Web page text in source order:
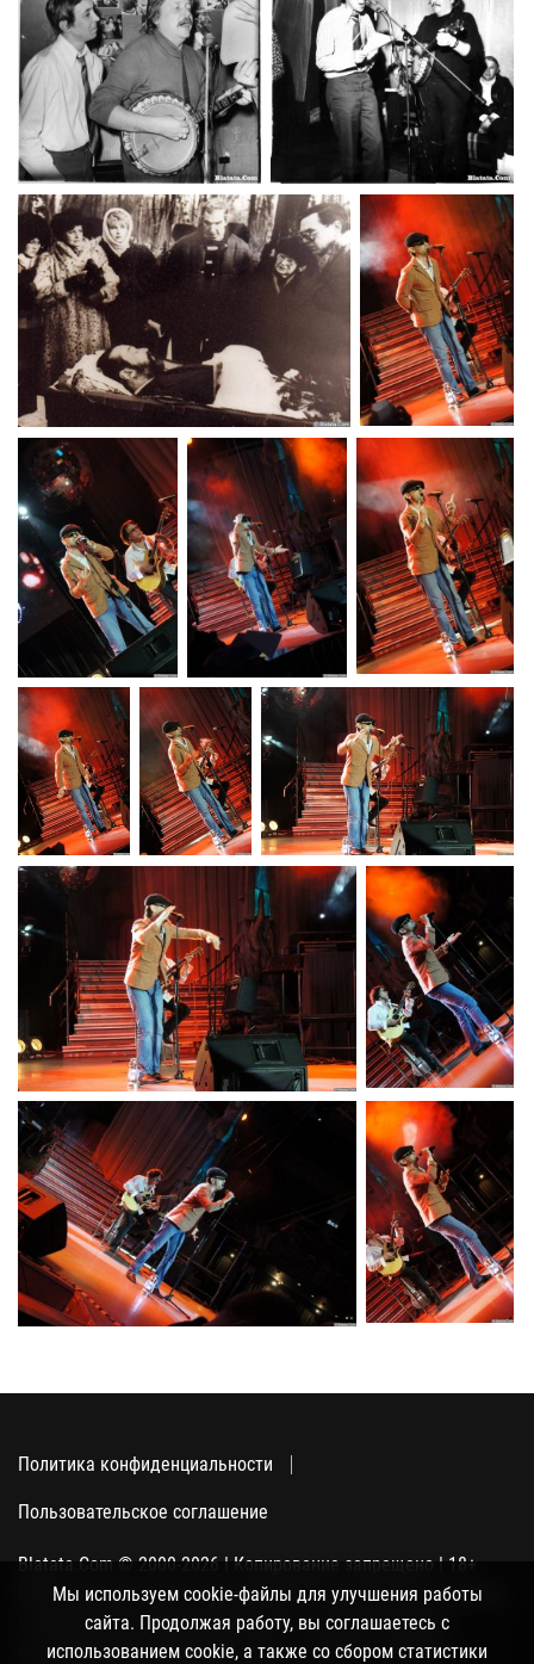
Политика конфиденциальности
Пользовательское соглашение
Blatata.Com © 2000-2026 | Копирование запрещено | 18+
Использование сайта подразумевает ваше полное согласие
с политикой конфиденциальности, пользовательским
соглашением и поддержкой куки, а также со сбором
Мы используем cookie-файлы для улучшения работы
сайта. Продолжая работу, вы соглашаетесь с
использованием cookie, а также со сбором статистики